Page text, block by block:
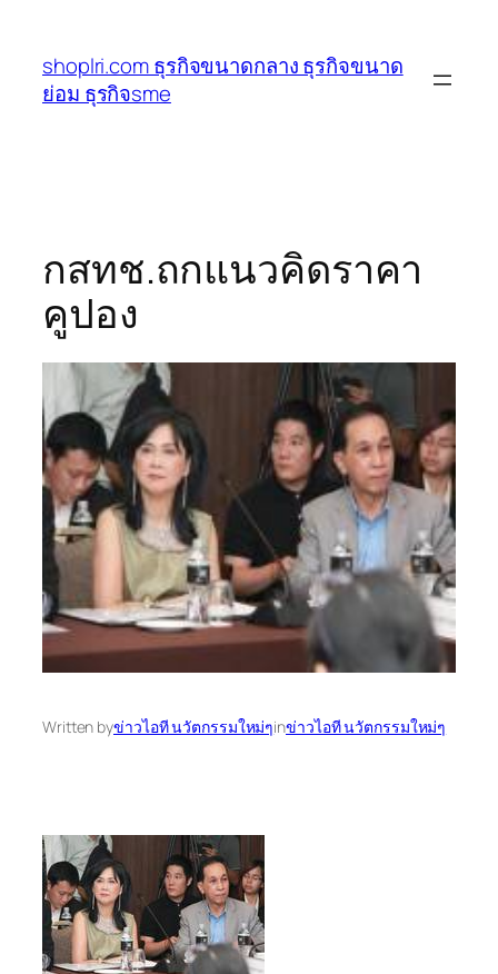
เนื้อหา
shoplri.com ธุรกิจขนาดกลาง ธุรกิจขนาด
ย่อม ธุรกิจsme
กสทช.ถกแนวคิดราคา
คูปอง
Written byข่าวไอที นวัตกรรมใหม่ๆinข่าวไอที นวัตกรรมใหม่ๆ